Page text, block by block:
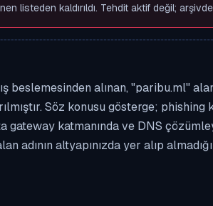
kaldırıldı. Tehdit aktif değil; arşivde
beslemesinden alınan, "paribu.ml"
Söz konusu gösterge;
gateway katmanında ve DNS
adının altyapınızda yer alıp